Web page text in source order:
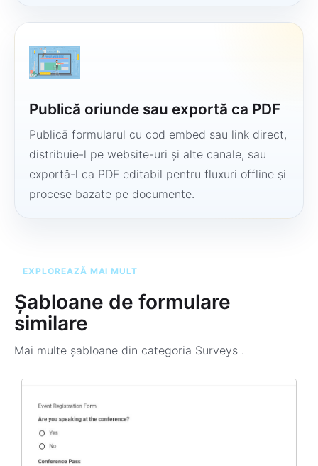
Publică oriunde sau exportă ca PDF
Publică formularul cu cod embed sau link direct,
distribuie-l pe website-uri și alte canale, sau
exportă-l ca PDF editabil pentru fluxuri offline și
procese bazate pe documente.
EXPLOREAZĂ MAI MULT
Șabloane de formulare
similare
Mai multe șabloane din categoria Surveys .